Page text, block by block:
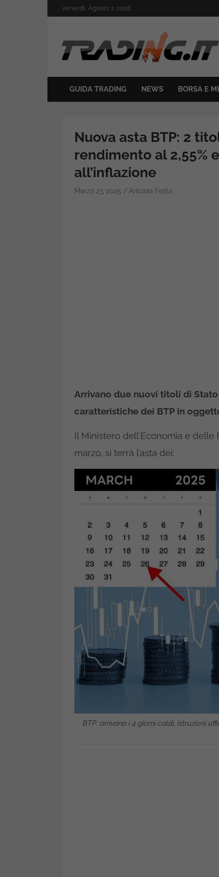
to
venerdì, Agosto 7, 2026
Trading.it
GUIDA TRADING NEWS BORSA E
Nuova asta BTP: 2
rendimento al 2,55%
all’inflazione
Marzo 23, 2025 Antonia Festa
Arrivano due nuovi titoli di Stato
caratteristiche dei BTP in
Il Ministero dell’Economia e
marzo, si terrà l’asta dei:
BTP: arrivano i 4 giorni caldi, istruzioni